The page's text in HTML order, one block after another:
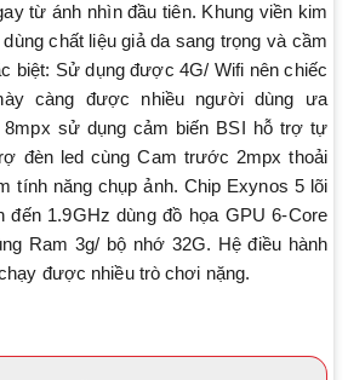
từ ánh nhìn đầu tiên. Khung viền kim
chất liệu giả da sang trọng và cầm
biệt: Sử dụng được 4G/ Wifi nên chiếc
càng được nhiều người dùng ưa
8mpx sử dụng cảm biến BSI hỗ trợ tự
đèn led cùng Cam trước 2mpx thoải
tính năng chụp ảnh. Chip Exynos 5 lõi
đến 1.9GHz dùng đồ họa GPU 6-Core
Ram 3g/ bộ nhớ 32G. Hệ điều hành
được nhiều trò chơi nặng.